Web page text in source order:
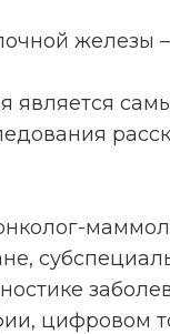
железы
цифровом